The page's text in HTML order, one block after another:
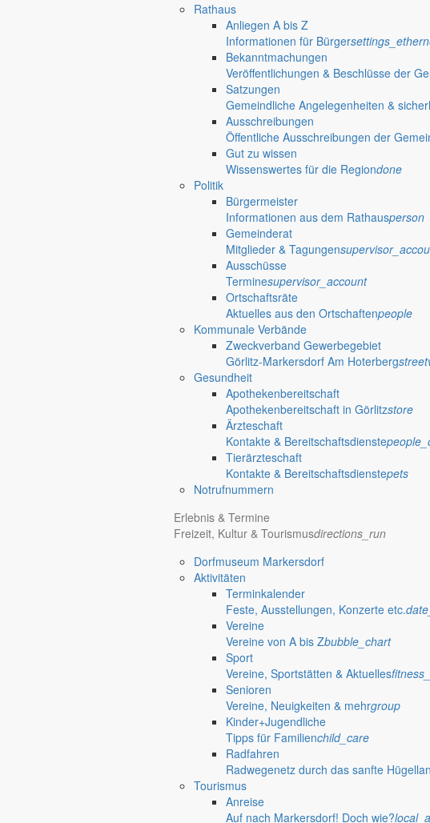
Rathaus
Anliegen A bis Z
Informationen für Bürger
Bekanntmachungen
Veröffentlichungen & Beschlüsse der
Satzungen
Gemeindliche Angelegenheiten &
Ausschreibungen
Öffentliche Ausschreibungen der
Gut zu wissen
Wissenswertes für die Regiondone
Politik
Bürgermeister
Informationen aus dem Rathausperson
Gemeinderat
Mitglieder & Tagungen
Ausschüsse
Terminesupervisor_account
Ortschaftsräte
Aktuelles aus den Ortschaftenpeople
Kommunale Verbände
Zweckverband Gewerbegebiet
Görlitz-Markersdorf Am Hoterberg
Gesundheit
Apothekenbereitschaft
Apothekenbereitschaft in Görlitzstore
Ärzteschaft
Kontakte & Bereitschaftsdienste
Tierärzteschaft
Kontakte & Bereitschaftsdienstepets
Notrufnummern
Erlebnis & Termine
Freizeit, Kultur & Tourismusdirections_run
Dorfmuseum Markersdorf
Aktivitäten
Terminkalender
Feste, Ausstellungen, Konzerte etc.
Vereine
Vereine von A bis Zbubble_chart
Sport
Vereine, Sportstätten & Aktuelles
Senioren
Vereine, Neuigkeiten & mehrgroup
Kinder+Jugendliche
Tipps für Familienchild_care
Radfahren
Radwegenetz durch das sanfte
Tourismus
Anreise
Auf nach Markersdorf! Doch wie?